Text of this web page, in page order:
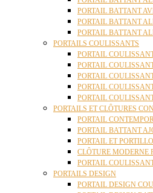
PORTAIL BATTANT
PORTAIL BATTANT
PORTAIL BATTANT
PORTAILS COULISSANTS
PORTAIL
PORTAIL
PORTAIL
PORTAIL
PORTAIL
PORTAILS ET CLÔTURES
PORTAIL
PORTAIL BATTANT
PORTAIL ET
CLÔTURE MODERNE
PORTAIL
PORTAILS DESIGN
PORTAIL DESIGN